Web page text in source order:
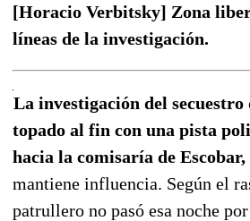
[Horacio Verbitsky] Zona
líneas de la investigación.
La investigación del secuestro
topado al fin con una pista
hacia la comisaría de Escobar,
mantiene influencia. Según el
patrullero no pasó esa noche